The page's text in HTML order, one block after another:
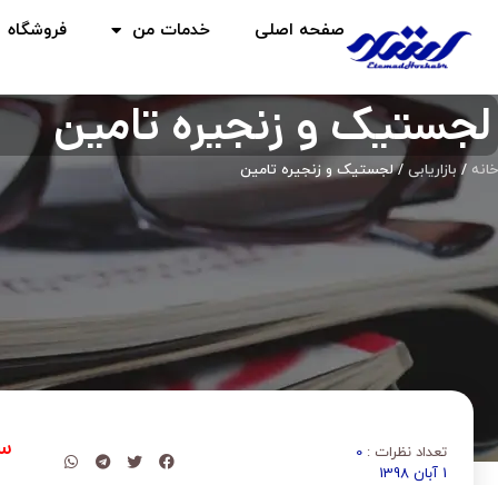
صفحه اصلی خدمات من فروشگاه
لجستیک و زنجیره تامین
خانه / بازاریابی / لجستیک و زنجیره تامین
تعداد نظرات : 0
1 آبان 1398